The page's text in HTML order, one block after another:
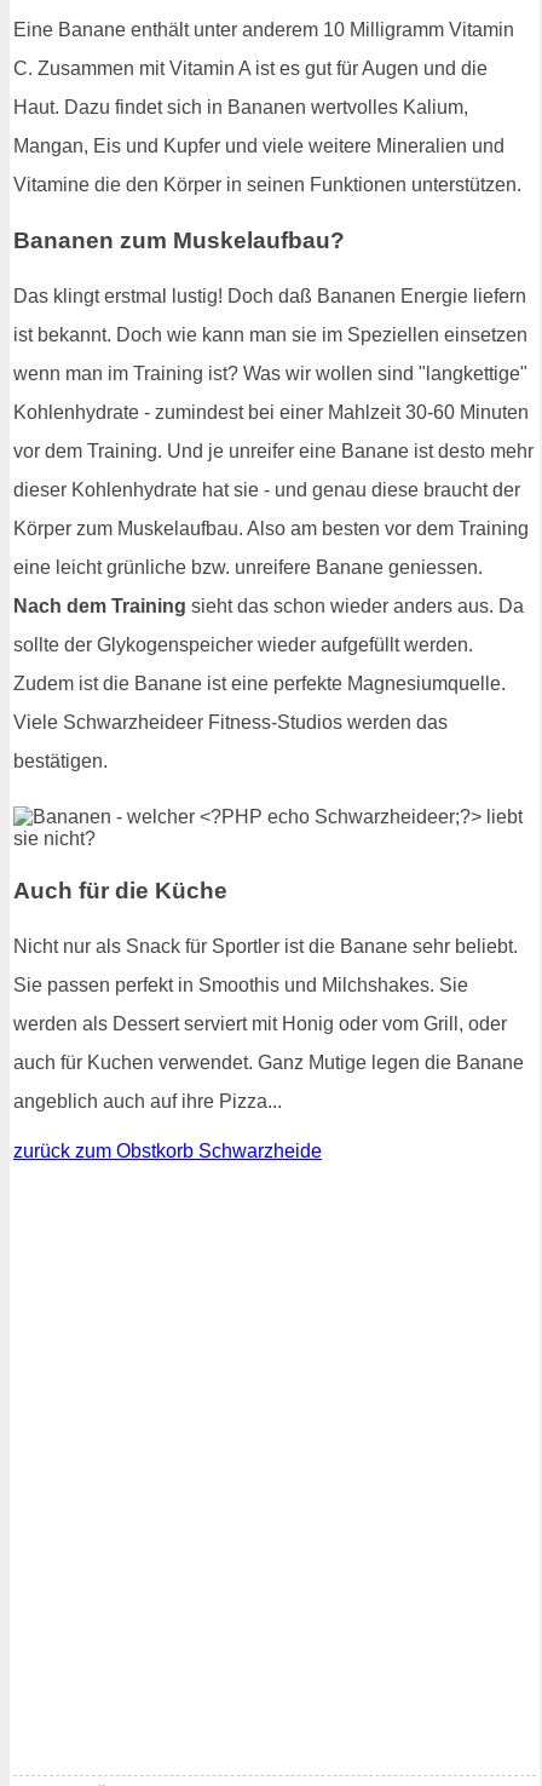
Eine Banane enthält unter anderem 10 Milligramm Vitamin
C. Zusammen mit Vitamin A ist es gut für Augen und die
Haut. Dazu findet sich in Bananen wertvolles Kalium,
Mangan, Eis und Kupfer und viele weitere Mineralien und
Vitamine die den Körper in seinen Funktionen unterstützen.
Bananen zum Muskelaufbau?
Das klingt erstmal lustig! Doch daß Bananen Energie liefern
ist bekannt. Doch wie kann man sie im Speziellen einsetzen
wenn man im Training ist? Was wir wollen sind "langkettige"
Kohlenhydrate - zumindest bei einer Mahlzeit 30-60 Minuten
vor dem Training. Und je unreifer eine Banane ist desto mehr
dieser Kohlenhydrate hat sie - und genau diese braucht der
Körper zum Muskelaufbau. Also am besten vor dem Training
eine leicht grünliche bzw. unreifere Banane geniessen.
Nach dem Training sieht das schon wieder anders aus. Da
sollte der Glykogenspeicher wieder aufgefüllt werden.
Zudem ist die Banane ist eine perfekte Magnesiumquelle.
Viele Schwarzheideer Fitness-Studios werden das
bestätigen.
Auch für die Küche
Nicht nur als Snack für Sportler ist die Banane sehr beliebt.
Sie passen perfekt in Smoothis und Milchshakes. Sie
werden als Dessert serviert mit Honig oder vom Grill, oder
auch für Kuchen verwendet. Ganz Mutige legen die Banane
angeblich auch auf ihre Pizza...
zurück zum Obstkorb Schwarzheide